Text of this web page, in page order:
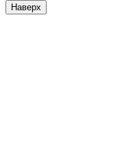
Наверх